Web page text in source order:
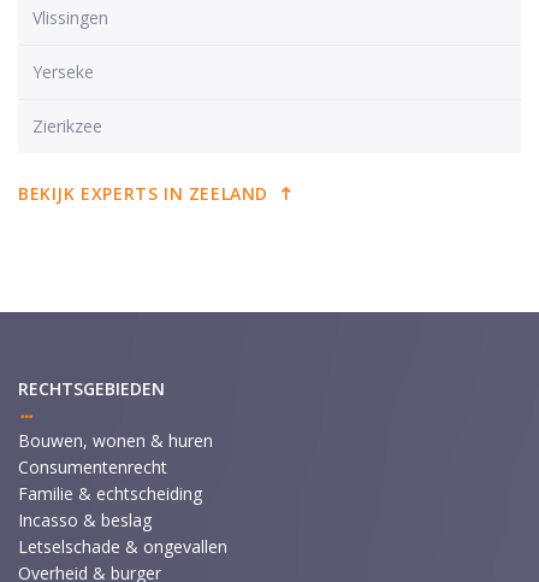
Vlissingen
Yerseke
Zierikzee
BEKIJK EXPERTS IN ZEELAND
RECHTSGEBIEDEN
Bouwen, wonen & huren
Consumentenrecht
Familie & echtscheiding
Incasso & beslag
Letselschade & ongevallen
Overheid & burger